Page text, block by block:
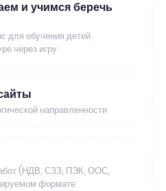
и учимся беречь
для обучения детей
через игру
направленности
(НДВ, СЗЗ, ПЭК, ООС,
формате